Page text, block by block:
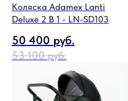
Коляска Adamex Lanti
Deluxe 2 В 1 - LN-SD103
50 400 руб.
53 100 руб.